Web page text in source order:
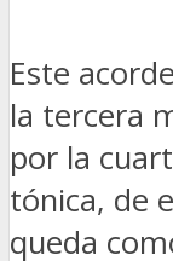
Este
la tercera
por la
tónica, de
queda